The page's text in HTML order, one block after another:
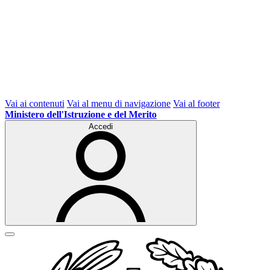
Vai ai contenuti Vai al menu di navigazione Vai al footer
Ministero dell'Istruzione e del Merito
Accedi